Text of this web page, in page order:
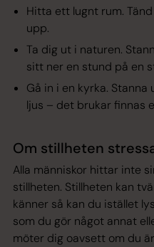
Hitta ett lugnt rum.
upp.
Ta dig ut i naturen.
sitt ner en stund på en
Gå in i en kyrka.
ljus – det brukar finnas
Om stillheten
Alla människor hittar inte
stillheten. Stillheten kan
känner så kan du istället
som du gör något annat
möter dig oavsett om du